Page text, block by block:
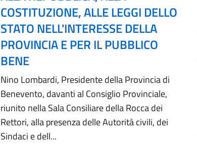
COSTITUZIONE, ALLE LEGGI DELLO
STATO NELL'INTERESSE DELLA
PROVINCIA E PER IL PUBBLICO
BENE
Nino Lombardi, Presidente della Provincia di
Benevento, davanti al Consiglio Provinciale,
riunito nella Sala Consiliare della Rocca dei
Rettori, alla presenza delle Autorità civili, dei
Sindaci e dell...